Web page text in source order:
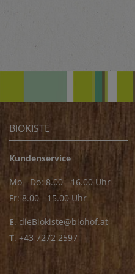
BIOKISTE
Kundenservice
Mo - Do: 8.00 - 16.00 Uhr
Fr: 8.00 - 15.00 Uhr
E. dieBiokiste@biohof.at
T. +43 7272 2597